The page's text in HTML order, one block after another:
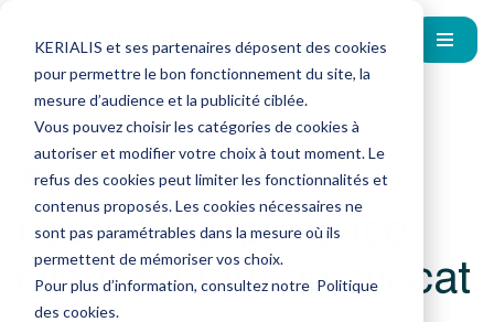
KERIALIS et ses partenaires déposent des cookies
pour permettre le bon fonctionnement du site, la
mesure d’audience et la publicité ciblée.
Vous pouvez choisir les catégories de cookies à
autoriser et modifier votre choix à tout moment. Le
refus des cookies peut limiter les fonctionnalités et
contenus proposés. Les cookies nécessaires ne
sont pas paramétrables dans la mesure où ils
permettent de mémoriser vos choix.
Pour plus d’information, consultez notre Politique
des cookies.
Appréhender la
nouvelle expérience
client en tant qu’avocat